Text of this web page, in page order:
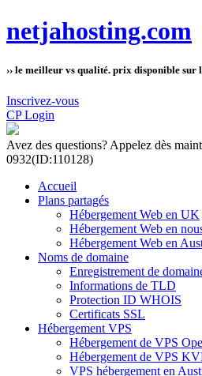
netjahosting.com
›› le meilleur vs qualité. prix disponible sur
Inscrivez-vous
CP Login
Avez des questions? Appelez dès
0932(ID:110128)
Accueil
Plans partagés
Hébergement Web en UK
Hébergement Web en
Hébergement Web en
Noms de domaine
Enregistrement de
Informations de TLD
Protection ID WHOIS
Certificats SSL
Hébergement VPS
Hébergement de VPS
Hébergement de VPS
VPS hébergement en